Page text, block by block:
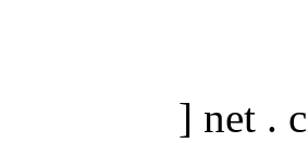
] net .